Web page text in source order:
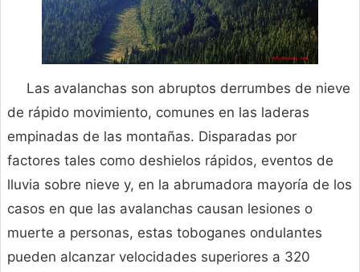
Las avalanchas son abruptos derrumbes de nieve
de rápido movimiento, comunes en las laderas
empinadas de las montañas. Disparadas por
factores tales como deshielos rápidos, eventos de
lluvia sobre nieve y, en la abrumadora mayoría de los
casos en que las avalanchas causan lesiones o
muerte a personas, estas toboganes ondulantes
pueden alcanzar velocidades superiores a 320